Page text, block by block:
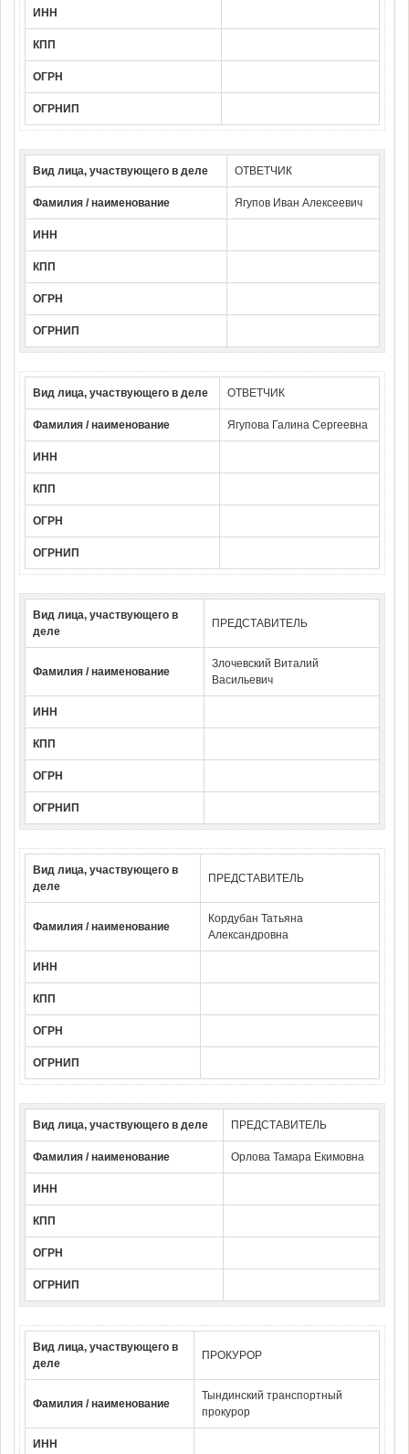
ИНН
КПП
ОГРН
ОГРНИП
Вид лица, участвующего в деле ОТВЕТЧИК
Фамилия / наименование Ягупов Иван Алексеевич
ИНН
КПП
ОГРН
ОГРНИП
Вид лица, участвующего в деле ОТВЕТЧИК
Фамилия / наименование Ягупова Галина Сергеевна
ИНН
КПП
ОГРН
ОГРНИП
Вид лица, участвующего в
деле
ПРЕДСТАВИТЕЛЬ
Фамилия / наименование
Злочевский Виталий
Васильевич
ИНН
КПП
ОГРН
ОГРНИП
Вид лица, участвующего в
деле
ПРЕДСТАВИТЕЛЬ
Фамилия / наименование
Кордубан Татьяна
Александровна
ИНН
КПП
ОГРН
ОГРНИП
Вид лица, участвующего в деле ПРЕДСТАВИТЕЛЬ
Фамилия / наименование Орлова Тамара Екимовна
ИНН
КПП
ОГРН
ОГРНИП
Вид лица, участвующего в
деле
ПРОКУРОР
Фамилия / наименование
Тындинский транспортный
прокурор
ИНН